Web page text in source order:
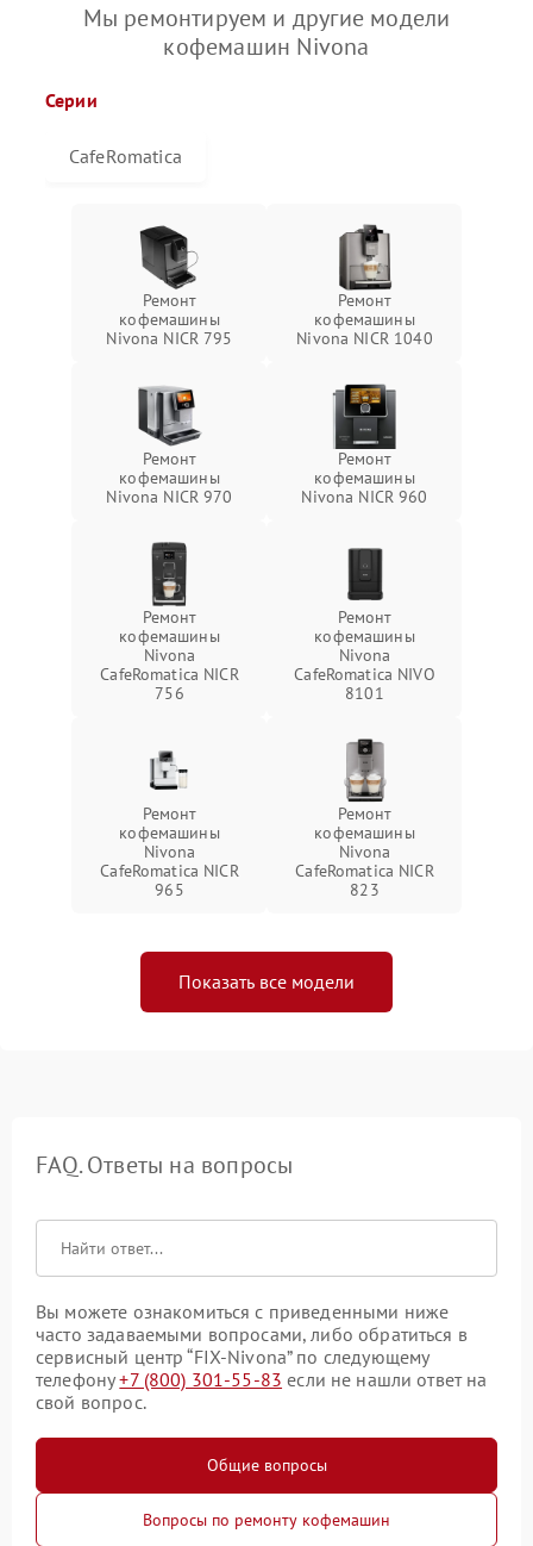
Мы ремонтируем и другие модели
кофемашин Nivona
Серии
CafeRomatica
Ремонт
кофемашины
Nivona NICR 795
Ремонт
кофемашины
Nivona NICR 1040
Ремонт
кофемашины
Nivona NICR 970
Ремонт
кофемашины
Nivona NICR 960
Ремонт
кофемашины
Nivona
CafeRomatica NICR
756
Ремонт
кофемашины
Nivona
CafeRomatica NIVO
8101
Ремонт
кофемашины
Nivona
CafeRomatica NICR
965
Ремонт
кофемашины
Nivona
CafeRomatica NICR
823
Показать все модели
FAQ. Ответы на вопросы
Вы можете ознакомиться с приведенными ниже
часто задаваемыми вопросами, либо обратиться в
сервисный центр “FIX-Nivona” по следующему
телефону+7 (800) 301-55-83 если не нашли ответ на
свой вопрос.
Общие вопросы
Вопросы по ремонту кофемашин